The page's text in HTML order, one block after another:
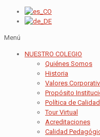
Menú
NUESTRO COLEGIO
Quiénes Somos
Historia
Valores
Propósito
Política de Calidad
Tour Virtual
Acreditaciones
Calidad